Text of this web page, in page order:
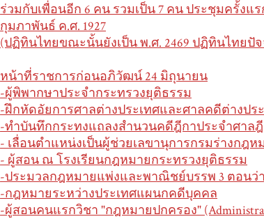
ร่วมกับเพื่อนอีก 6 คน รวมเป็น 7 คน ประชุมครั้ง
กุมภาพันธ์ ค.ศ. 1927
(ปฏิทินไทยขณะนั้นยังเป็น พ.ศ. 2469 ปฏิทินไทยปัจ
หน้าที่ราชการก่อนอภิวัฒน์ 24 มิถุนายน
-ผู้พิพากษาประจำกระทรวงยุติธรรม
-ฝึกหัดอัยการศาลต่างประเทศและศาลคดีต่างประ
-ทำบันทึกกระทงแถลงสำนวนคดีฎีกาประจำศาลฎี
- เลื่อนตำแหน่งเป็นผู้ช่วยเลขานุการกรมร่างกฎห
- ผู้สอน ณ โรงเรียนกฎหมายกระทรวงยุติธรรม
-ประมวลกฎหมายแพ่งและพาณิชย์บรรพ 3 ตอนว่
-กฎหมายระหว่างประเทศแผนกคดีบุคคล
-ผู้สอนคนแรกวิชา "กฎหมายปกครอง"